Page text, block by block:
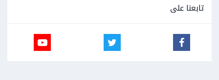
تابعنا على